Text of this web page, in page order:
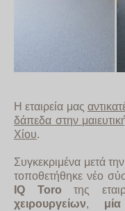
Η εταιρεία μας
δάπεδα στην
Χίου.
Συγκεκριμένα μετά
τοποθετήθηκε νέο
IQ Toro της
χειρουργείων,